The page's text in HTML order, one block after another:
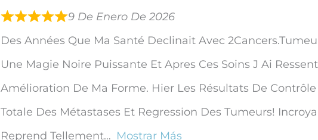
9 De Enero De 2026
Des Années Que Ma Santé Declinait Avec
Une Magie Noire Puissante Et Apres Ces Soins J Ai
Amélioration De Ma Forme. Hier Les Résultats De
Totale Des Métastases Et Regression Des Tumeurs!
Reprend Tellement
Mostrar Más